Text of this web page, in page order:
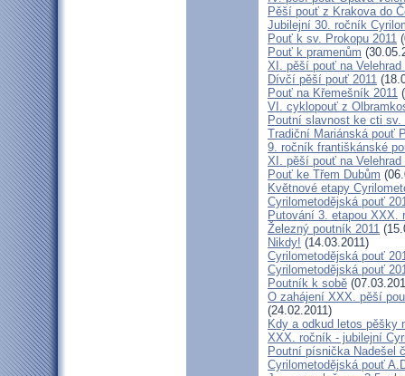
Pěší pouť z Krakova do
Jubilejní 30. ročník
Pouť k sv. Prokopu 2011
Pouť k pramenům
XI. pěší pouť na Velehrad
Dívčí pěší pouť 2011
Pouť na Křemešník 2011
VI. cyklopouť z
Poutní slavnost ke cti sv.
Tradiční Mariánská pouť
9. ročník františkánské
XI. pěší pouť na
Pouť ke Třem Dubům
Květnové etapy
Cyrilometodějská pouť
Putování 3. etapou XXX.
Železný poutník 2011
Nikdy! (14.03.2011)
Cyrilometodějská pouť
Cyrilometodějská pouť
Poutník k sobě
O zahájení XXX. pěší
(24.02.2011)
Kdy a odkud letos pěšky
XXX. ročník - jubilejní
Poutní písnička Nadešel
Cyrilometodějská pouť